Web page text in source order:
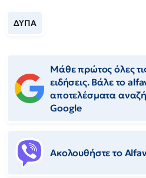
ΔΥΠΑ
Μάθε πρώτος όλες
ειδήσεις. Βάλε το
αποτελέσματα
Google
Ακολουθήστε το